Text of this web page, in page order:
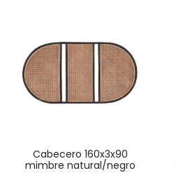
cabecero 160x3x90
mimbre natural/negro